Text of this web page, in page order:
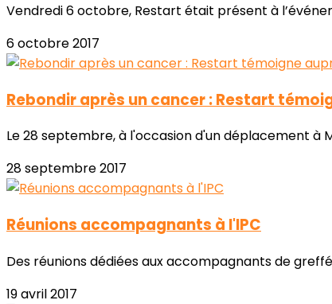
Vendredi 6 octobre, Restart était présent à
6 octobre 2017
Rebondir après un cancer : Restart
Le 28 septembre, à l'occasion d'un déplacement à
28 septembre 2017
Réunions accompagnants à l'IPC
Des réunions dédiées aux accompagnants de
19 avril 2017